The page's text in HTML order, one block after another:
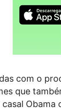
com o
que
Obama